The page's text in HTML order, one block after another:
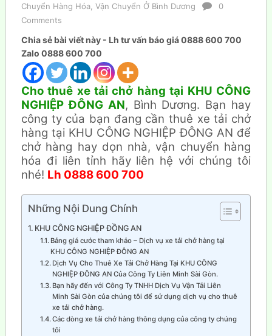
Chuyển Hàng Hóa, Vận Chuyển Ở Bình Dương
0
Comments
Chia sẻ bài viết này - Lh tư vấn báo giá 0888 600 700
Zalo 0888 600 700
Cho thuê xe tải chở hàng tại KHU CÔNG
NGHIỆP ĐÔNG AN, Bình Dương. Bạn hay
công ty của bạn đang cần thuê xe tải chở
hàng tại KHU CÔNG NGHIỆP ĐÔNG AN để
chở hàng hay dọn nhà, vận chuyển hàng
hóa đi liên tỉnh hãy liên hệ với chúng tôi
nhé! Lh 0888 600 700
Những Nội Dung Chính
KHU CÔNG NGHIỆP ĐỒNG AN
Bảng giá cước tham khảo – Dịch vụ xe tải chở hàng tại
KHU CÔNG NGHIỆP ĐÔNG AN
Dịch Vụ Cho Thuê Xe Tải Chở Hàng Tại KHU CÔNG
NGHIỆP ĐÔNG AN Của Công Ty Liên Minh Sài Gòn.
Bạn hãy đến với Công Ty TNHH Dịch Vụ Vận Tải Liên
Minh Sài Gòn của chúng tôi để sử dụng dịch vụ cho thuê
xe tải chở hàng.
Các dòng xe tải chở hàng thông dụng của công ty chúng
tôi